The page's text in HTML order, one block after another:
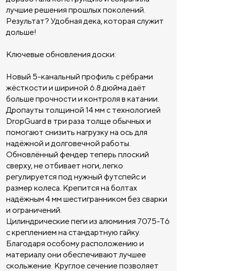
лучшие решения прошлых поколений.
Результат? Удобная дека, которая служит
дольше!
Ключевые обновления доски:
Новый 5-канальный профиль с рёбрами
жёсткости и шириной 6.8 дюйма даёт
больше прочности и контроля в катании.
Дропауты толщиной 14 мм с технологией
DropGuard в три раза толще обычных и
помогают снизить нагрузку на ось для
надёжной и долговечной работы.
Обновлённый фендер теперь плоский
сверху, не отбивает ноги, легко
регулируется под нужный футспейс и
размер колеса. Крепится на болтах
надёжным 4 мм шестигранником без сварки
и ограничений.
Цилиндрические пеги из алюминия 7075-Т6
с креплением на стандартную гайку.
Благодаря особому расположению и
материалу они обеспечивают лучшее
скольжение. Круглое сечение позволяет